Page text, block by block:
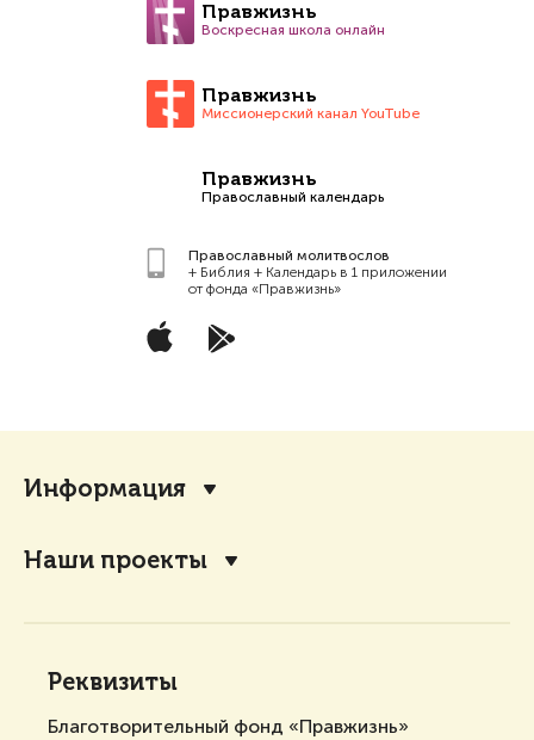
Правжизнь
Воскресная школа онлайн
Правжизнь
Миссионерский канал YouTube
Правжизнь
Православный календарь
Православный молитвослов
+ Библия + Календарь в 1 приложении
от фонда «Правжизнь»
Информация
Наши проекты
Реквизиты
Благотворительный фонд «Правжизнь»